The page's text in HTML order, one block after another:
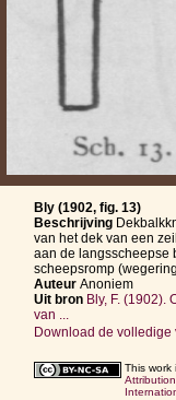
Bly (1902, fig. 13)
Beschrijving
van het dek van een
aan de langsscheepse
scheepsromp
Auteur Anoniem
Uit bron Bly, F. (1902).
van ...
Download de volledige
This